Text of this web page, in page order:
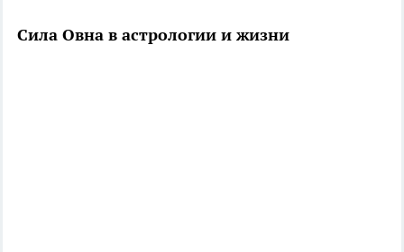
Сила Овна в астрологии и жизни